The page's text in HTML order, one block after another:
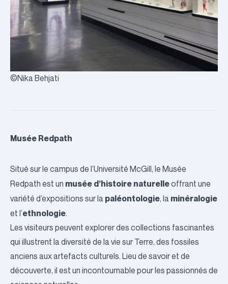
©Nika Behjati
Musée Redpath
Situé sur le campus de l’Université McGill, le Musée
Redpath est un musée d’histoire naturelleoffrant une
variété d’expositions sur la paléontologie, la minéralogie
et l’ethnologie.
Les visiteurs peuvent explorer des collections fascinantes
qui illustrent la diversité de la vie sur Terre, des fossiles
anciens aux artefacts culturels. Lieu de savoir et de
découverte, il est un incontournable pour les passionnés de